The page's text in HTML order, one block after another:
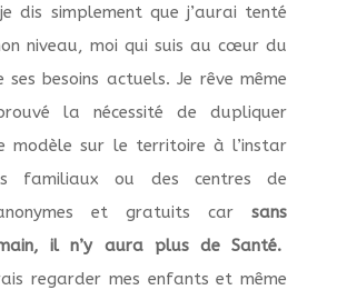
dis simplement que j’aurai tenté
niveau, moi qui suis au cœur du
besoins actuels. Je rêve même
la nécessité de dupliquer
modèle sur le territoire à l’instar
familiaux ou des centres de
et gratuits carsans
il n’y aura plus de Santé.
regarder mes enfants et même